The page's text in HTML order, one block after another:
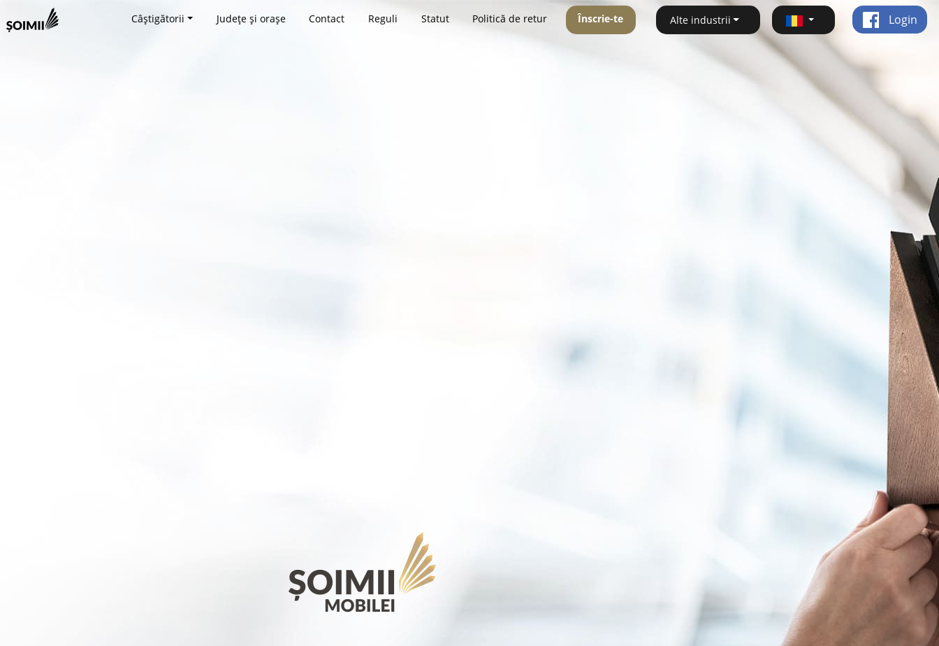
Câștigătorii Județe și orașe Contact Reguli Statut Politică de retur Înscrie-te Alte industrii Login